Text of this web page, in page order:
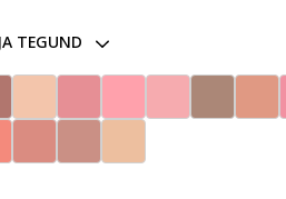
TEGUND